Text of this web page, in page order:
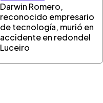
Darwin Romero,
reconocido empresario
de tecnología, murió en
accidente en redondel
Luceiro